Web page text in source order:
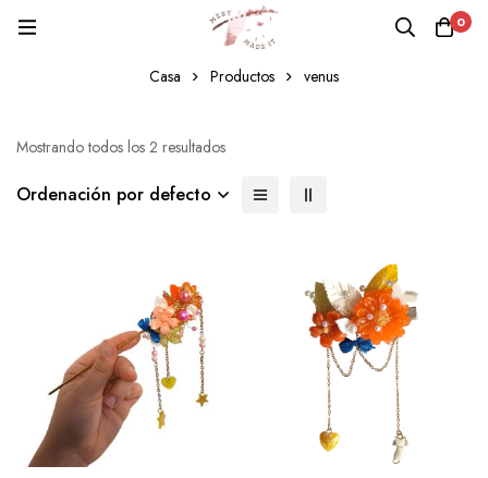
0
venus
Casa Productos venus
Mostrando todos los 2 resultados
Ordenación por defecto